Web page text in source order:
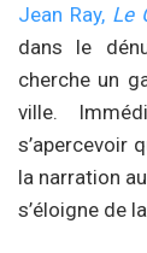
Jean Ray, Le
dans le
cherche un
ville.
s’apercevoir
la narration
s’éloigne de